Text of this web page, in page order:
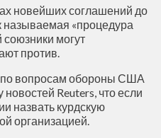
новейших соглашений до
называемая «процедура
могут
против.
по вопросам обороны США
Reuters, что если
назвать курдскую
организацией.